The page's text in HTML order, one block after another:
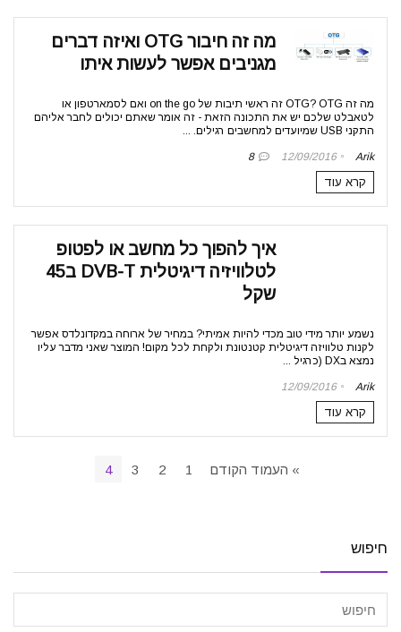
מה זה חיבור OTG ואיזה דברים
מגניבים אפשר לעשות איתו
מה זה OTG? OTG זה ראשי תיבות של on the go ואם לסמארטפון או
לטאבלט שלכם יש את התכונה הזאת - זה אומר שאתם יכולים לחבר אליהם
התקני USB שמיועדים למחשבים רגילים. ...
Arik
12/09/2016
8
קרא עוד
איך להפוך כל מחשב או לפטופ
לטלוויזיה דיגיטלית DVB-T ב45
שקל
נשמע יותר מידי טוב מכדי להיות אמיתי? במחיר של ארוחה במקדונלדס אפשר
לקנות טלוויזה דיגיטלית קטנטונת ולקחת לכל מקום! המוצר שאני מדבר עליו
נמצא בDX (כרגיל ...
Arik
12/09/2016
קרא עוד
» העמוד הקודם 1
2
3
4
חיפוש